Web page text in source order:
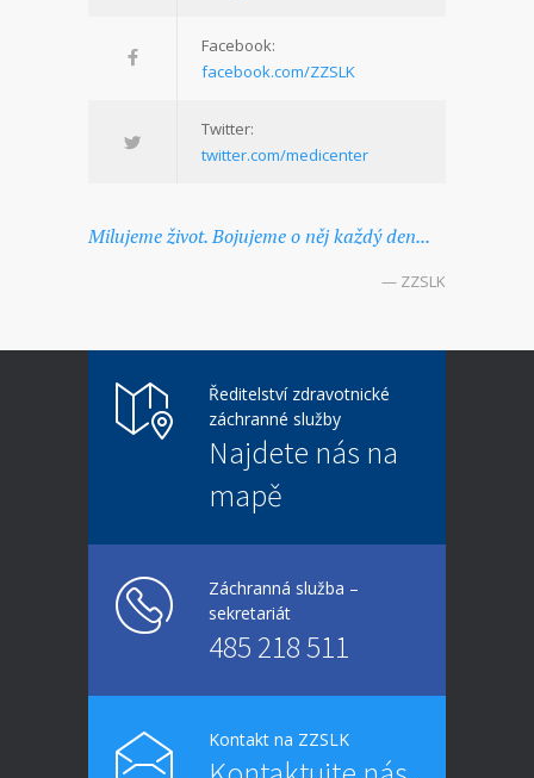
Facebook:
facebook.com/ZZSLK
Twitter:
twitter.com/medicenter
Milujeme život. Bojujeme o něj každý den...
— ZZSLK
Ředitelství zdravotnické
záchranné služby
Najdete nás na
mapě
Záchranná služba –
sekretariát
485 218 511
Kontakt na ZZSLK